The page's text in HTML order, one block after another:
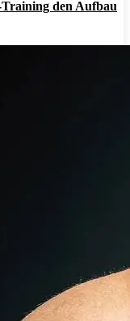
den Aufbau